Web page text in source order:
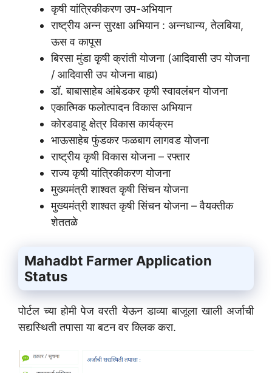
कृषी यांत्रिकीकरण उप-अभियान
राष्ट्रीय अन्न सुरक्षा अभियान : अन्नधान्य, तेलबिया,
ऊस व कापूस
बिरसा मुंडा कृषी क्रांती योजना (आदिवासी उप योजना
/ आदिवासी उप योजना बाह्य)
डॉ. बाबासाहेब आंबेडकर कृषी स्वावलंबन योजना
एकात्मिक फलोत्पादन विकास अभियान
कोरडवाहू क्षेत्र विकास कार्यक्रम
भाऊसाहेब फुंडकर फळबाग लागवड योजना
राष्ट्रीय कृषी विकास योजना – रफ्तार
राज्य कृषी यांत्रिकीकरण योजना
मुख्यमंत्री शाश्वत कृषी सिंचन योजना
मुख्यमंत्री शाश्वत कृषी सिंचन योजना – वैयक्तीक
शेततळे
Mahadbt Farmer Application
Status
पोर्टल च्या होमी पेज वरती येऊन डाव्या बाजूला खाली अर्जाची
सद्यस्थिती तपासा या बटन वर क्लिक करा.